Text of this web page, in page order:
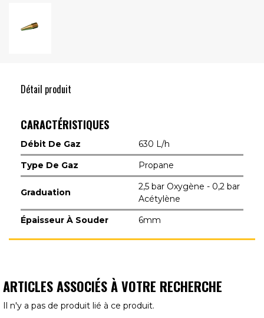
Détail produit
CARACTÉRISTIQUES
Débit De Gaz
630 L/h
Type De Gaz
Propane
Graduation
2,5 bar Oxygène - 0,2 bar
Acétylène
Épaisseur À Souder
6mm
ARTICLES ASSOCIÉS À VOTRE RECHERCHE
Il n'y a pas de produit lié à ce produit.